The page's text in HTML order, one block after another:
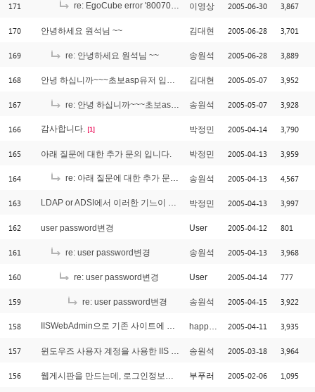
171 re: EgoCube error '80070003' [2]
이영상 2005-06-30 3,867
170 안녕하세요 원석님 ~~ 김대현 2005-06-28 3,701
169 re: 안녕하세요 원석님 ~~ 송원석 2005-06-28 3,889
168 안녕 하십니까~~~초보asp유저 입니다 김대현 2005-05-07 3,952
167 re: 안녕 하십니까~~~초보asp유저 입니다 송원석 2005-05-07 3,928
166 감사합니다. [1] 박정민 2005-04-14 3,790
165 아래 질문에 대한 추가 문의 입니다. 박정민 2005-04-13 3,959
164 re: 아래 질문에 대한 추가 문의 입니다. [2]
송원석 2005-04-13 4,567
163 LDAP or ADSI에서 이러한 기느이 가능한지 궁금 합니다. [1]
박정민 2005-04-13 3,997
162 user password변경 User 2005-04-12 801
161 re: user password변경 송원석 2005-04-13 3,968
160 re: user password변경 User 2005-04-14 777
159 re: user password변경 송원석 2005-04-15 3,922
158 IISWebAdmin으로 기존 사이트에 호스트헤더 추가 가능한가요? [3]
happy205 2005-04-11 3,935
157 윈도우즈 사용자 계정을 사용한 IIS 웹 서버 인증에 관해서... 송원석 2005-03-18 3,964
156 웹게시판을 만드는데, 로그인정보를 서버로 계정으로 부터 얻어올려고합니다. 부푸러 2005-02-06 1,095